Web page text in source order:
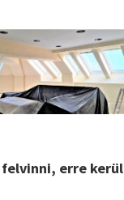
erre kerül